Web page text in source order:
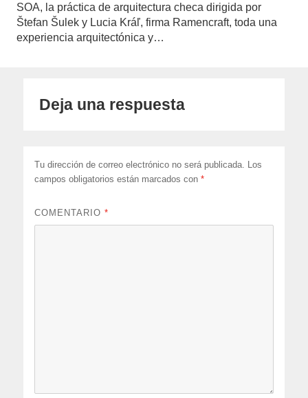
SOA, la práctica de arquitectura checa dirigida por
Štefan Šulek y Lucia Kráľ, firma Ramencraft, toda una
experiencia arquitectónica y…
Deja una respuesta
Tu dirección de correo electrónico no será publicada.
Los
campos obligatorios están marcados con*
COMENTARIO*